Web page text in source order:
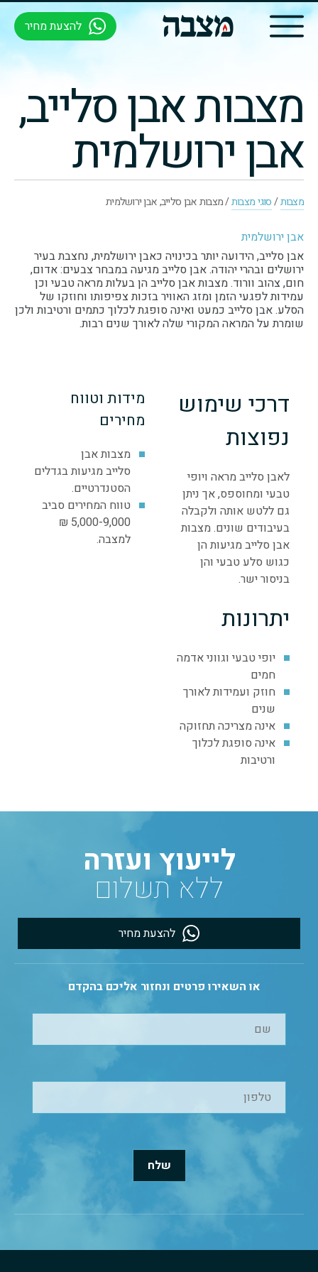
להצעת מחיר
מצבות אבן סלייב,
אבן ירושלמית
מצבות/סוגי מצבות/מצבות אבן סלייב, אבן ירושלמית
אבן ירושלמית
אבן סלייב, הידועה יותר בכינויה כאבן ירושלמית, נחצבת בעיר
ירושלים ובהרי יהודה. אבן סלייב מגיעה במבחר צבעים: אדום,
חום, צהוב וורוד. מצבות אבן סלייב הן בעלות מראה טבעי וכן
עמידות לפגעי הזמן ומזג האוויר בזכות צפיפותו וחוזקו של
הסלע. אבן סלייב כמעט ואינה סופגת לכלוך כתמים ורטיבות ולכן
שומרת על המראה המקורי שלה לאורך שנים רבות.
דרכי שימוש
נפוצות
לאבן סלייב מראה ויופי
טבעי ומחוספס, אך ניתן
גם ללטש אותה ולקבלה
בעיבודים שונים. מצבות
אבן סלייב מגיעות הן
כגוש סלע טבעי והן
בניסור ישר.
יתרונות
יופי טבעי וגווני אדמה
חמים
חוזק ועמידות לאורך
שנים
אינה מצריכה תחזוקה
אינה סופגת לכלוך
ורטיבות
מידות וטווח
מחירים
מצבות אבן
סלייב מגיעות בגדלים
הסטנדרטיים.
טווח המחירים סביב
5,000-9,000 ₪
למצבה.
לייעוץ ועזרה
ללא תשלום
להצעת מחיר
או השאירו פרטים ונחזור אליכם בהקדם